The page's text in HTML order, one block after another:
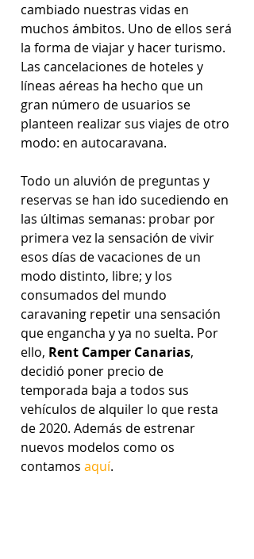
cambiado nuestras vidas en
muchos ámbitos. Uno de ellos será
la forma de viajar y hacer turismo.
Las cancelaciones de hoteles y
líneas aéreas ha hecho que un
gran número de usuarios se
planteen realizar sus viajes de otro
modo: en autocaravana.
Todo un aluvión de preguntas y
reservas se han ido sucediendo en
las últimas semanas: probar por
primera vez la sensación de vivir
esos días de vacaciones de un
modo distinto, libre; y los
consumados del mundo
caravaning repetir una sensación
que engancha y ya no suelta. Por
ello, Rent Camper Canarias,
decidió poner precio de
temporada baja a todos sus
vehículos de alquiler lo que resta
de 2020. Además de estrenar
nuevos modelos como os
contamos aquí.